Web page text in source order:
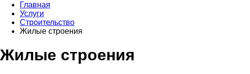
Главная
Услуги
Строительство
Жилые строения
Жилые строения